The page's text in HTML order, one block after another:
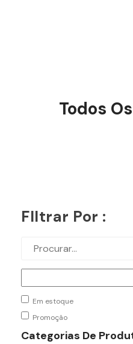
Todos
FIltrar Por :
Em estoque
Promoção
Categorias De